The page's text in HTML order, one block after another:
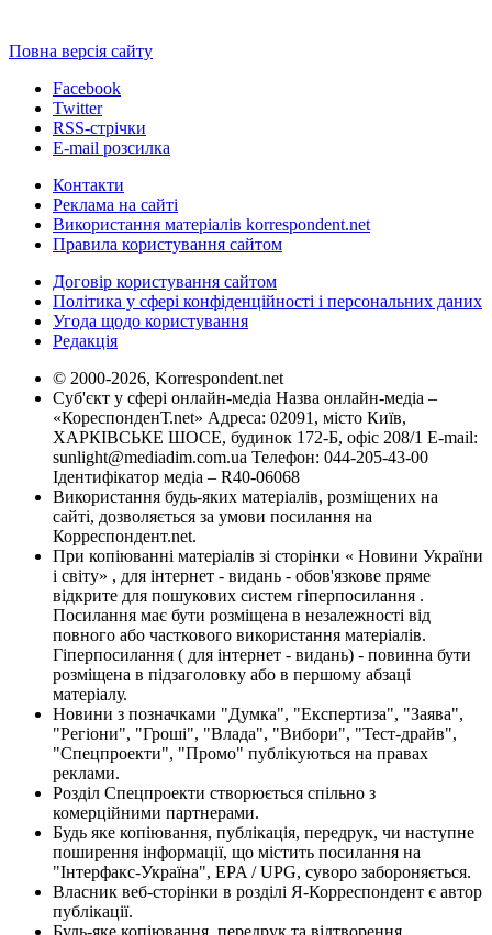
Повна версія сайту
Facebook
Twitter
RSS-стрічки
E-mail розсилка
Контакти
Реклама на сайті
Використання матеріалів korrespondent.net
Правила користування сайтом
Договір користування сайтом
Політика у сфері конфіденційності і персональних даних
Угода щодо користування
Редакція
© 2000-2026, Korrespondent.net
Суб'єкт у сфері онлайн-медіа Назва онлайн-медіа –
«КореспонденТ.net» Адреса: 02091, місто Київ,
ХАРКІВСЬКЕ ШОСЕ, будинок 172-Б, офіс 208/1 E-mail:
sunlight@mediadim.com.ua Телефон: 044-205-43-00
Ідентифікатор медіа – R40-06068
Використання будь-яких матеріалів, розміщених на
сайті, дозволяється за умови посилання на
Корреспондент.net.
При копіюванні матеріалів зі сторінки « Новини України
і світу» , для інтернет - видань - обов'язкове пряме
відкрите для пошукових систем гіперпосилання .
Посилання має бути розміщена в незалежності від
повного або часткового використання матеріалів.
Гіперпосилання ( для інтернет - видань) - повинна бути
розміщена в підзаголовку або в першому абзаці
матеріалу.
Новини з позначками "Думка", "Експертиза", "Заява",
"Регіони", "Гроші", "Влада", "Вибори", "Тест-драйв",
"Спецпроекти", "Промо" публікуються на правах
реклами.
Розділ Спецпроекти створюється спільно з
комерційними партнерами.
Будь яке копіювання, публікація, передрук, чи наступне
поширення інформації, що містить посилання на
"Інтерфакс-Україна", EPA / UPG, суворо забороняється.
Власник веб-сторінки в розділі Я-Корреспондент є автор
публікації.
Будь-яке копіювання, передрук та відтворення